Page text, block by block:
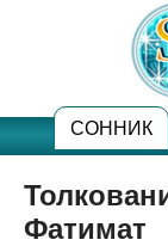
СОННИК
Фатимат